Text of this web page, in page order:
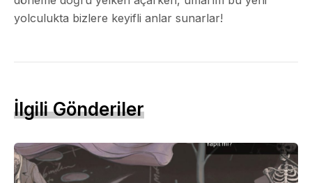
yolculukta bizlere keyifli anlar sunarlar!
İlgili Gönderiler